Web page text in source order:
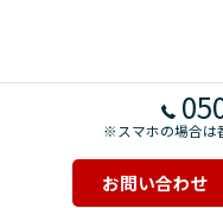
※スマホの場合は
お問い合わせ